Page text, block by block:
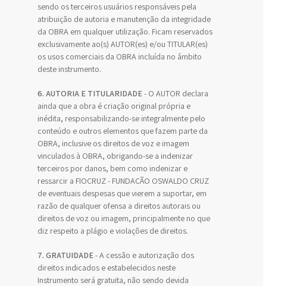
sendo os terceiros usuários responsáveis pela
atribuição de autoria e manutenção da integridade
da OBRA em qualquer utilização. Ficam reservados
exclusivamente ao(s) AUTOR(es) e/ou TITULAR(es)
os usos comerciais da OBRA incluída no âmbito
deste instrumento.
6. AUTORIA E TITULARIDADE- O AUTOR declara
ainda que a obra é criação original própria e
inédita, responsabilizando-se integralmente pelo
conteúdo e outros elementos que fazem parte da
OBRA, inclusive os direitos de voz e imagem
vinculados à OBRA, obrigando-se a indenizar
terceiros por danos, bem como indenizar e
ressarcir a FIOCRUZ - FUNDAÇÃO OSWALDO CRUZ
de eventuais despesas que vierem a suportar, em
razão de qualquer ofensa a direitos autorais ou
direitos de voz ou imagem, principalmente no que
diz respeito a plágio e violações de direitos.
7. GRATUIDADE- A cessão e autorização dos
direitos indicados e estabelecidos neste
Instrumento será gratuita, não sendo devida